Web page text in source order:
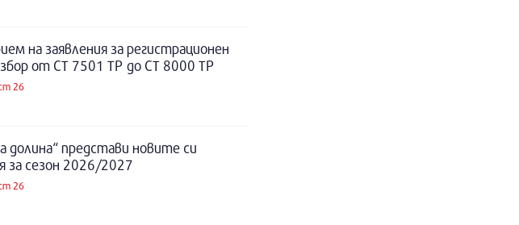
на заявления за регистрационен
от СТ 7501 ТР до СТ 8000 ТР
26
долина“ представи новите си
за сезон 2026/2027
26